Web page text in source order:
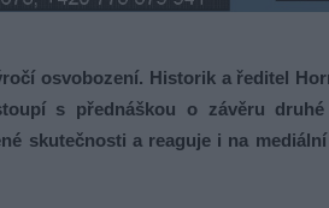
osvobození. Historik a ředitel
s přednáškou o závěru druhé
skutečnosti a reaguje i na mediální